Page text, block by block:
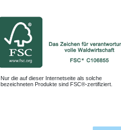
Nur die auf dieser Internetseite als solche
bezeichneten Produkte sind FSC®-zertifiziert.